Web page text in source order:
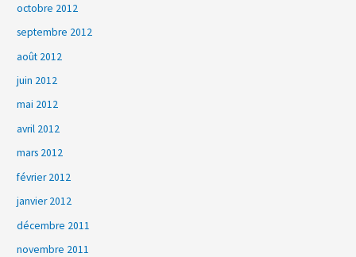
octobre 2012
septembre 2012
août 2012
juin 2012
mai 2012
avril 2012
mars 2012
février 2012
janvier 2012
décembre 2011
novembre 2011